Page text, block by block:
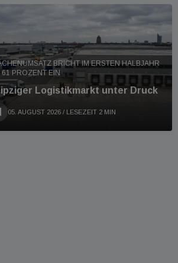
BRICHT IM ERSTEN HALBJAHR
61 PROZENT EIN
Logistikmarkt unter Druck
05. AUGUST 2026 / LESEZEIT 2 MIN